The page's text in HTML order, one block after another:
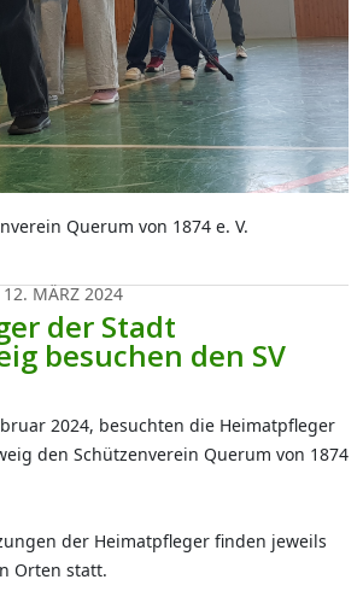
Querum von 1874 e. V.
12. MÄRZ 2024
der Stadt
besuchen den SV
2024, besuchten die Heimatpfleger
den Schützenverein Querum von 1874
der Heimatpfleger finden jeweils
Orten statt.